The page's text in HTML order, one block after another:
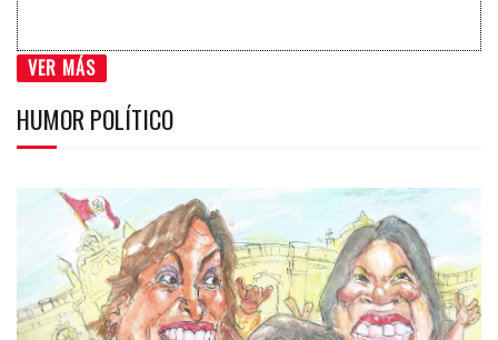
VER MÁS
HUMOR POLÍTICO